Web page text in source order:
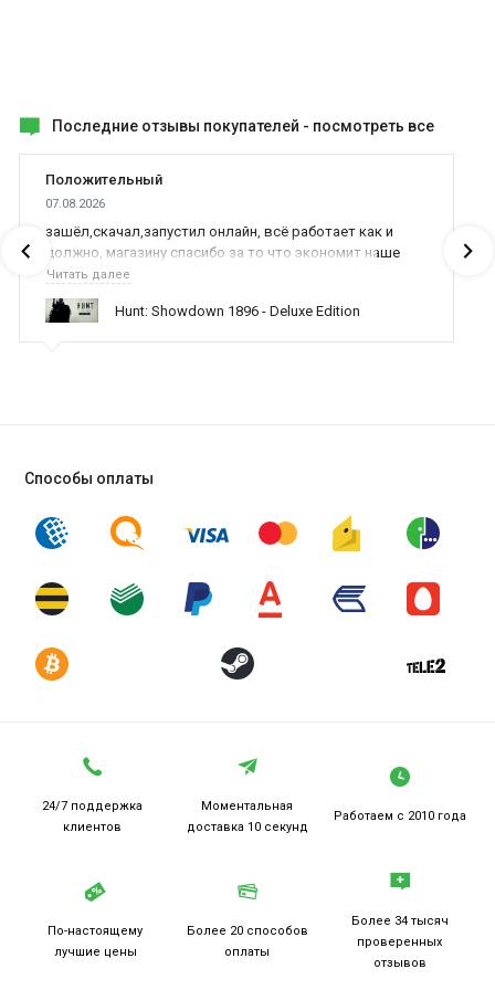
Последние отзывы покупателей - посмотреть все
Положительный
07.08.2026
зашёл,скачал,запустил онлайн, всё работает как и
должно, магазину спасибо за то что экономит наше
время,нервы и деньги, ребята вы красава оказываете
поддержку населению и походу из всех только вы и
оказываете помощь
Читать далее
Hunt: Showdown 1896 - Deluxe Edition
Способы оплаты
24/7 поддержка
клиентов
Моментальная
доставка 10 секунд
Работаем с 2010 года
По-настоящему
лучшие цены
Более 20 способов
оплаты
Более 34 тысяч
проверенных
отзывов